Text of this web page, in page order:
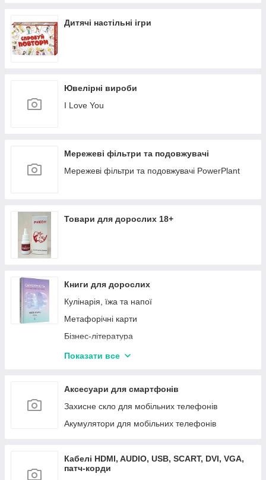
Дитячі настільні ігри
Ювелірні вироби
I Love You
Мережеві фільтри та подовжувачі
Мережеві фільтри та подовжувачі PowerPlant
Товари для дорослих 18+
Книги для дорослих
Кулінарія, їжа та напої
Метафорічні карти
Бізнес-література
Нон-фікс
Саморозвитки, мотиваційна література, хобі
Показати все
Аксесуари для смартфонів
Захисне скло для мобільних телефонів
Акумулятори для мобільних телефонів
Кабелі HDMI, AUDIO, USB, SCART, DVI, VGA,
патч-корди